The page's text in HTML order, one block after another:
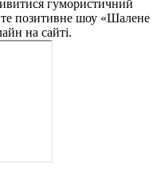
гумористичний
позитивне шоу «Шалене
на сайті.